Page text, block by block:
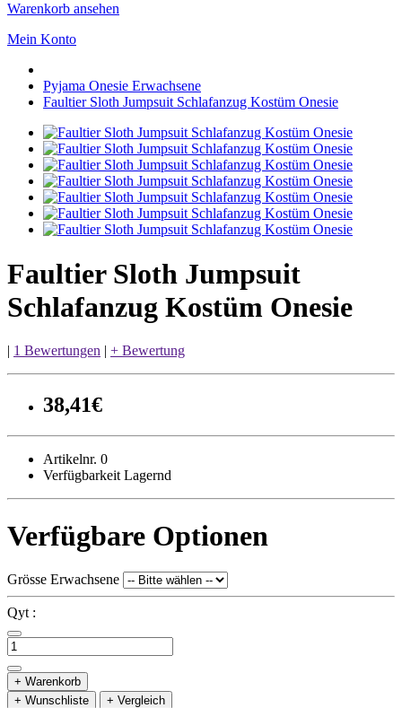
Warenkorb ansehen
Mein Konto
Pyjama Onesie Erwachsene
Faultier Sloth Jumpsuit Schlafanzug Kostüm Onesie
Faultier Sloth Jumpsuit
Schlafanzug Kostüm Onesie
| 1 Bewertungen | + Bewertung
38,41€
Artikelnr. 0
Verfügbarkeit Lagernd
Verfügbare Optionen
Grösse Erwachsene
Qyt :
+ Warenkorb
+ Wunschliste
+ Vergleich